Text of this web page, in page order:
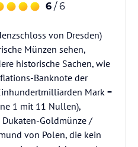
6 / 6
von Dresden)
Münzen sehen,
historische Sachen, wie
Banknote der
Mark =
1 mit 11 Nullen),
Dukaten-Goldmünze /
von Polen, die kein